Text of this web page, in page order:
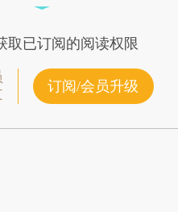
取已订阅的阅读权限
订阅/会员升级